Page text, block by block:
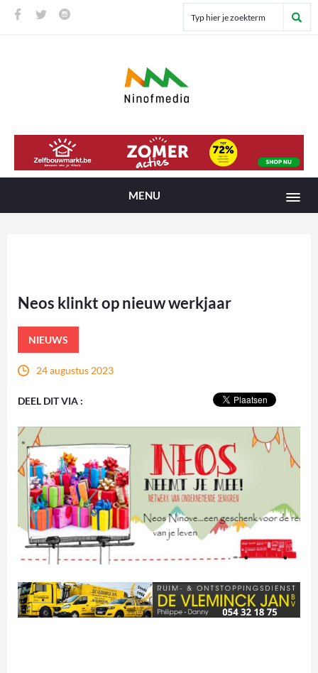
MENU
Neos klinkt op nieuw werkjaar
NIEUWS
24 augustus 2023
DEEL DIT VIA :